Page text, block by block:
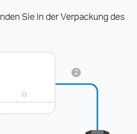
Sie in der Verpackung des